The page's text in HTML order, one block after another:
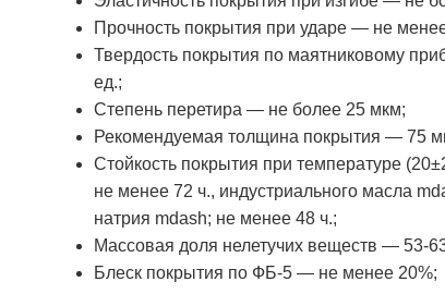
Прочность покрытия при ударе — не
Твердость покрытия по маятниковому
ед.;
Степень перетира — не более 25 мкм;
Рекомендуемая толщина покрытия — 75
Стойкость покрытия при температуре
не менее 72 ч., индустриального масла
натрия mdash; не менее 48 ч.;
Массовая доля нелетучих веществ — 53-
Блеск покрытия по ФБ-5 — не менее 20%;